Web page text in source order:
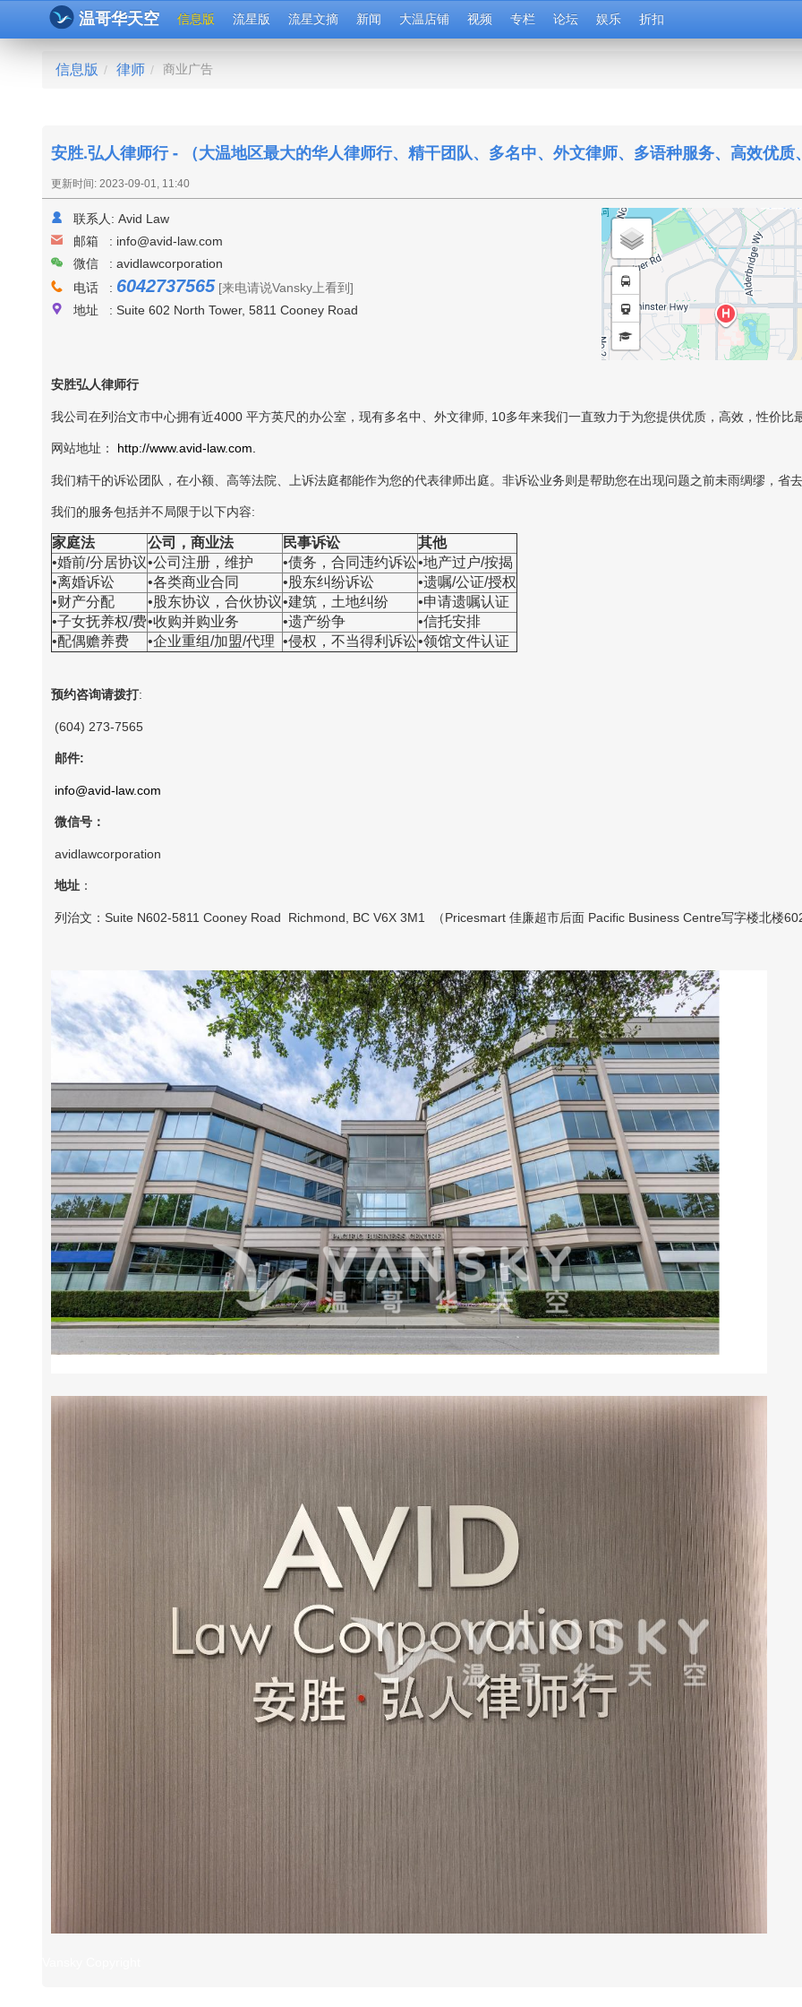
温哥华天空 信息版 流星版 流星文摘 新闻 大温店铺 视频 专栏 论坛 娱乐 折扣
信息版 / 律师 / 商业广告
安胜.弘人律师行 - （大温地区最大的华人律师行、精干团队、多名中、外文律师、多语种服务、高效优
更新时间: 2023-09-01, 11:40
联系人: Avid Law
邮箱 : info@avid-law.com
微信 : avidlawcorporation
电话 : 6042737565 [来电请说Vansky上看到]
地址 : Suite 602 North Tower, 5811 Cooney Road
安胜弘人律师行
我公司在列治文市中心拥有近4000 平方英尺的办公室，现有多名中、外文律师, 10多年来我们一直致力于为您提供优质，高效，性价比
网站地址： http://www.avid-law.com.
我们精干的诉讼团队，在小额、高等法院、上诉法庭都能作为您的代表律师出庭。非诉讼业务则是帮助您在出现问题之前未雨绸缪，省
我们的服务包括并不局限于以下内容:
家庭法 公司，商业法 民事诉讼
其他
•婚前/分居协议•公司注册，维护 •债务，合同违约诉讼•地产过户/按揭
•离婚诉讼
•各类商业合同 •股东纠纷诉讼
•遗嘱/公证/授权
•财产分配
•股东协议，合伙协议•建筑，土地纠纷
•申请遗嘱认证
•子女抚养权/费•收购并购业务 •遗产纷争
•信托安排
•配偶赡养费
•企业重组/加盟/代理 •侵权，不当得利诉讼•领馆文件认证
预约咨询请拨打:
(604) 273-7565
邮件:
info@avid-law.com
微信号：
avidlawcorporation
地址 ：
列治文：Suite N602-5811 Cooney Road Richmond, BC V6X 3M1 （Pricesmart 佳廉超市后面 Pacific Business Centre写字楼北楼